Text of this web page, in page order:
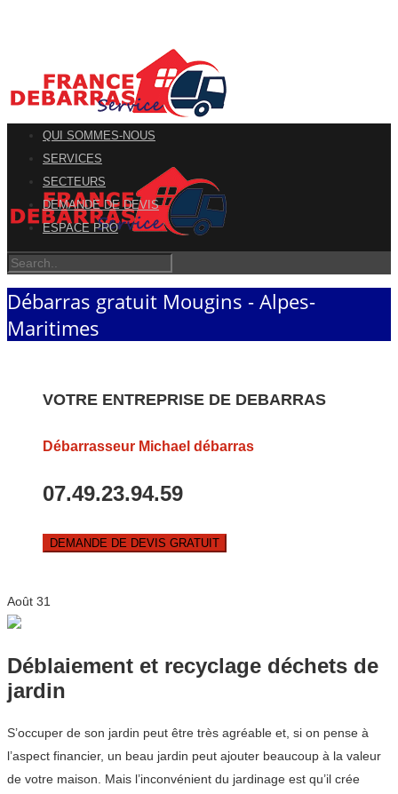
QUI SOMMES-NOUS
SERVICES
SECTEURS
DEMANDE DE DEVIS
ESPACE PRO
Débarras gratuit Mougins - Alpes-
Maritimes
VOTRE ENTREPRISE DE DEBARRAS
Débarrasseur Michael débarras
07.49.23.94.59
DEMANDE DE DEVIS GRATUIT
Août 31
Déblaiement et recyclage déchets de
jardin
S’occuper de son jardin peut être très agréable et, si on pense à
l’aspect financier, un beau jardin peut ajouter beaucoup à la valeur
de votre maison. Mais l’inconvénient du jardinage est qu’il crée